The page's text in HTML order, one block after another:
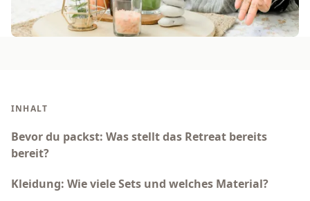
INHALT
Bevor du packst: Was stellt das Retreat bereits
bereit?
Kleidung: Wie viele Sets und welches Material?